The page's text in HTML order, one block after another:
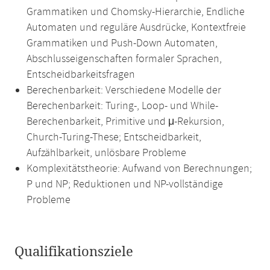
Grammatiken und Chomsky-Hierarchie, Endliche
Automaten und reguläre Ausdrücke, Kontextfreie
Grammatiken und Push-Down Automaten,
Abschlusseigenschaften formaler Sprachen,
Entscheidbarkeitsfragen
Berechenbarkeit: Verschiedene Modelle der
Berechenbarkeit: Turing-, Loop- und While-
Berechenbarkeit, Primitive und μ-Rekursion,
Church-Turing-These; Entscheidbarkeit,
Aufzählbarkeit, unlösbare Probleme
Komplexitätstheorie: Aufwand von Berechnungen;
P und NP; Reduktionen und NP-vollständige
Probleme
Qualifikationsziele